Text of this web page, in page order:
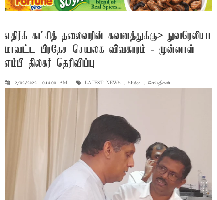
எதிர்க் கட்சித் தலைவரின் கவனத்துக்கு> நுவரெலியா
மாவட்ட பிரதேச செயலக விவகாரம் - முன்னாள்
எம்பி திலகர் தெரிவிப்பு
12/02/2022 10:14:00 AM LATEST NEWS , Slider , செய்திகள்